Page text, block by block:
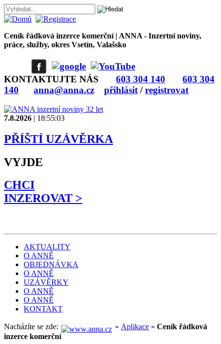
Ceník řádková inzerce komerční | ANNA - Inzertní noviny,
práce, služby, okres Vsetín, Valašsko
KONTAKTUJTE NÁS 603 304 140
603 304
140
anna@anna.cz přihlásit /registrovat
7.8.2026 | 18:55:03
PŘÍŠTÍ UZÁVĚRKA
VYJDE
CHCI
INZEROVAT >
AKTUALITY
O ANNĚ
OBJEDNÁVKA
O ANNĚ
UZÁVĚRKY
O ANNĚ
O ANNĚ
KONTAKT
Nacházíte se zde: » Aplikace » Ceník řádková
inzerce komerční